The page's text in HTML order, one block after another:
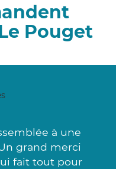
Pouget
à une
grand merci
fait tout pour